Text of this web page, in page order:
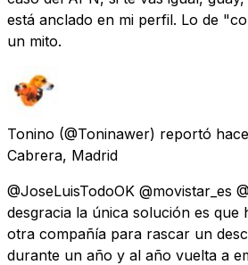
está anclado en mi perfil. Lo de
un mito.
Tonino (@Toninawer) reportó
Cabrera, Madrid
@JoseLuisTodoOK @movistar_es
desgracia la única solución es que
otra compañía para rascar un
durante un año y al año vuelta a